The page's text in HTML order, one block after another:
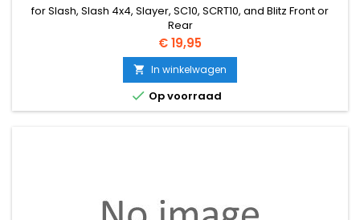
for Slash, Slash 4x4, Slayer, SC10, SCRT10, and Blitz Front or
Rear
Prijs
€ 19,95
 In winkelwagen
 Op voorraad